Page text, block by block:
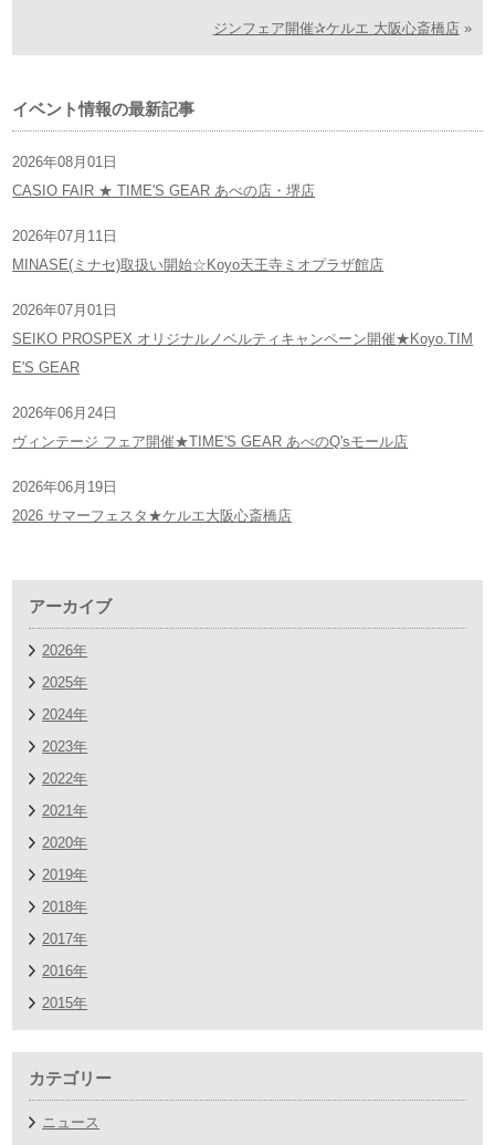
ジンフェア開催✰ケルエ 大阪心斎橋店»
イベント情報の最新記事
2026年08月01日
CASIO FAIR ★ TIME'S GEAR あべの店・堺店
2026年07月11日
MINASE(ミナセ)取扱い開始☆Koyo天王寺ミオプラザ館店
2026年07月01日
SEIKO PROSPEX オリジナルノベルティキャンペーン開催★Koyo.TIM
E'S GEAR
2026年06月24日
ヴィンテージ フェア開催★TIME'S GEAR あべのQ'sモール店
2026年06月19日
2026 サマーフェスタ★ケルエ大阪心斎橋店
アーカイブ
2026年
2025年
2024年
2023年
2022年
2021年
2020年
2019年
2018年
2017年
2016年
2015年
カテゴリー
ニュース